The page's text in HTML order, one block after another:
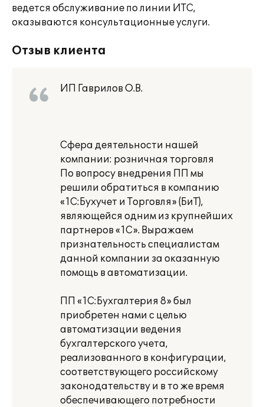
ведется обслуживание по линии ИТС,
оказываются консультационные услуги.
Отзыв клиента
ИП Гаврилов О.В.
Сфера деятельности нашей
компании: розничная торговля
По вопросу внедрения ПП мы
решили обратиться в компанию
«1С:Бухучет и Торговля» (БиТ),
являющейся одним из крупнейших
партнеров «1С». Выражаем
признательность специалистам
данной компании за оказанную
помощь в автоматизации.
ПП «1С:Бухгалтерия 8» был
приобретен нами с целью
автоматизации ведения
бухгалтерского учета,
реализованного в конфигурации,
соответствующего российскому
законодательству и в то же время
обеспечивающего потребности